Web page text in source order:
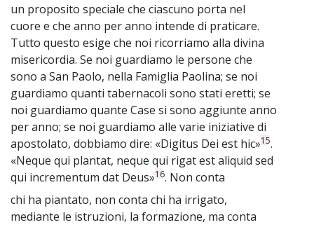
un proposito speciale che ciascuno porta nel
cuore e che anno per anno intende di praticare.
Tutto questo esige che noi ricorriamo alla divina
misericordia. Se noi guardiamo le persone che
sono a San Paolo, nella Famiglia Paolina; se noi
guardiamo quanti tabernacoli sono stati eretti; se
noi guardiamo quante Case si sono aggiunte anno
per anno; se noi guardiamo alle varie iniziative di
apostolato, dobbiamo dire: «Digitus Dei est hic»15.
«Neque qui plantat, neque qui rigat est aliquid sed
qui incrementum dat Deus»16. Non conta
chi ha piantato, non conta chi ha irrigato,
mediante le istruzioni, la formazione, ma conta